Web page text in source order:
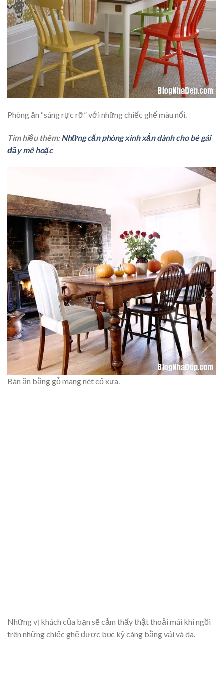
Phòng ăn “sáng rực rỡ” với những chiếc ghế màu nổi.
Tìm hiểu thêm:Những căn phòng xinh xắn dành cho bé gái
đầy mê hoặc
Bàn ăn bằng gỗ mang nét cổ xưa.
Những vị khách của bạn sẽ cảm thấy thật thoải mái khi ngồi
trên những chiếc ghế được bọc kỹ càng bằng vải và da.